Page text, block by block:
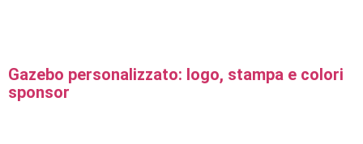
Gazebo personalizzato: logo, stampa e colori
sponsor